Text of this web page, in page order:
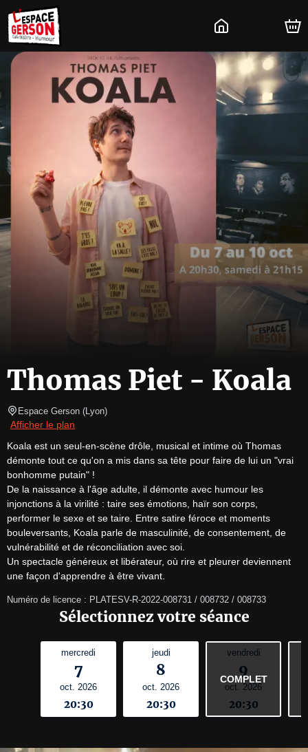
Thomas Piet - Koala
Espace Gerson (Lyon)
Afficher le plan
Koala est un seul-en-scène drôle, musical et intime où Thomas
démonte tout ce qu'on a mis dans sa tête pour faire de lui un "vrai
bonhomme putain" !
De la naissance à l'âge adulte, il démonte avec humour les
injonctions à la virilité : taire ses émotions, haïr son corps,
performer le sexe et se taire. Entre satire féroce et moments
bouleversants, Koala parle de masculinité, de consentement, de
vulnérabilité et de réconciliation avec soi.
Un spectacle généreux et libérateur, où rire et pleurer deviennent
une façon d'apprendre à être vivant.
Numéro de licence : PLATESV-R-2022-008731 / 008732 / 008733
Sélectionnez votre séance
mercredi
7
oct. 2026
20:30
jeudi
8
oct. 2026
20:30
vendredi
9
oct. 2026
20:30
COMPLET